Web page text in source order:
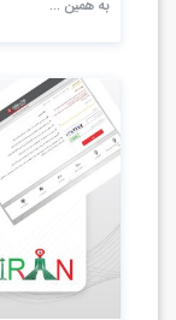
به همین …